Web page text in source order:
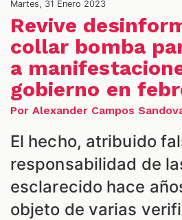
Martes, 31 Enero 2023
Revive
collar bomba
a
gobierno en
Por Alexander Campos
El hecho, atribuido
responsabilidad de
esclarecido hace
objeto de varias